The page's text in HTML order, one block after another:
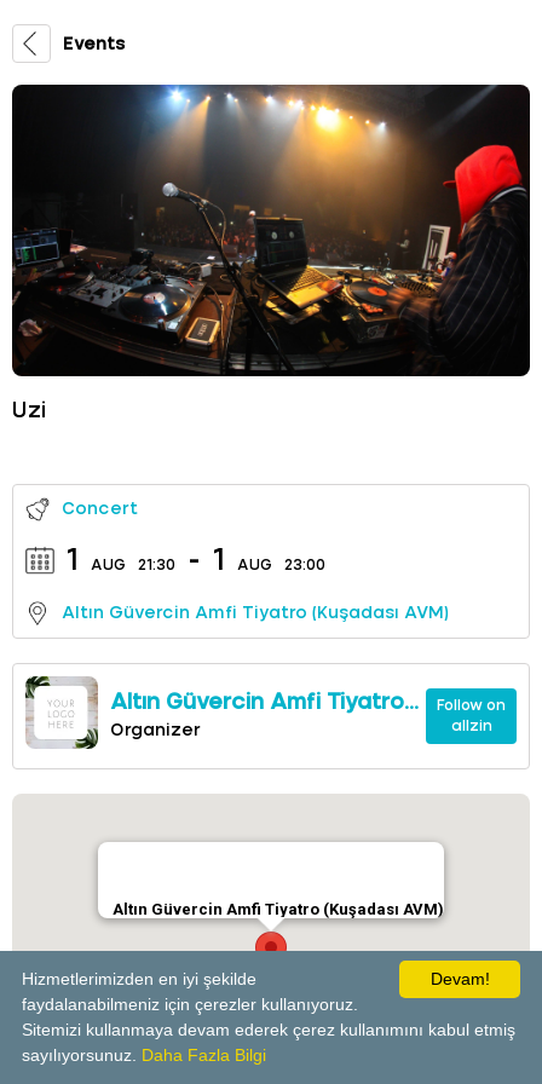
Events
Uzi
Concert
1 AUG 21:30 - 1 AUG 23:00
Altın Güvercin Amfi Tiyatro (Kuşadası AVM)
Altın Güvercin Amfi Tiyatro
(Kuşadası AVM)
Organizer
Follow on
allzin
Altın Güvercin Amfi Tiyatro (Kuşadası AVM)
powered by
Devam!
Hizmetlerimizden en iyi şekilde
faydalanabilmeniz için çerezler kullanıyoruz.
Sitemizi kullanmaya devam ederek çerez kullanımını kabul etmiş
sayılıyorsunuz. Daha Fazla Bilgi